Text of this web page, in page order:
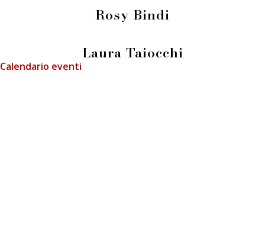
Rosy Bindi
Laura Taiocchi
Calendario eventi